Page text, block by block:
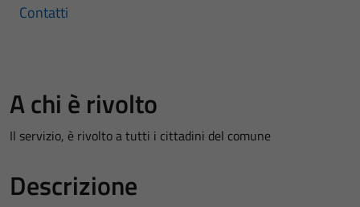
Contatti
A chi è rivolto
Il servizio, è rivolto a tutti i cittadini del comune
Descrizione